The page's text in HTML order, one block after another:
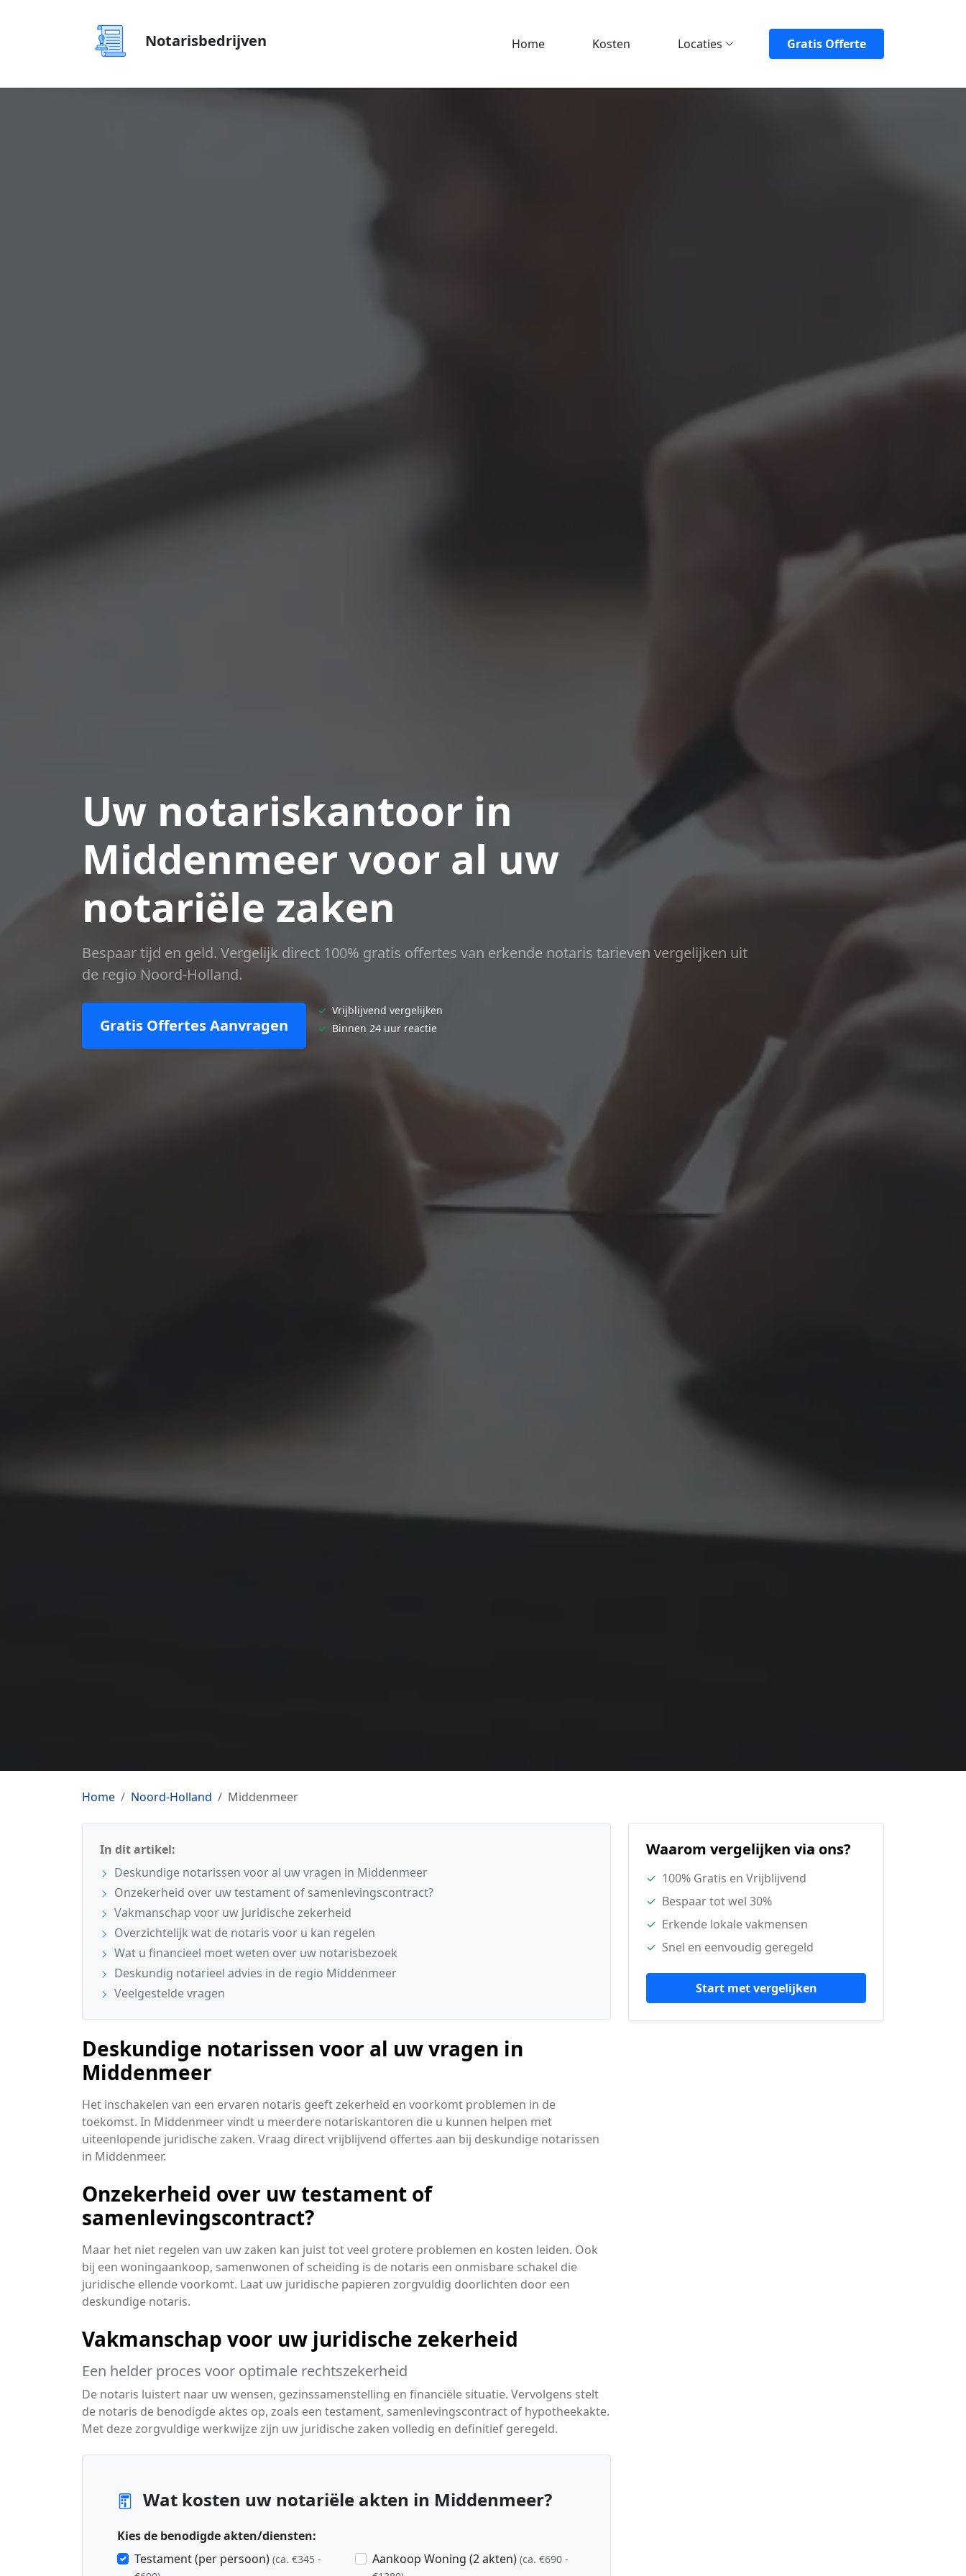
Notarisbedrijven Home Kosten Locaties Gratis Offerte
Uw notariskantoor in
Middenmeer voor al uw
notariële zaken
Bespaar tijd en geld. Vergelijk direct 100% gratis offertes van erkende notaris tarieven vergelijken uit
de regio Noord-Holland.
Gratis Offertes Aanvragen
✓ Vrijblijvend vergelijken
✓ Binnen 24 uur reactie
Home Noord-Holland Middenmeer
In dit artikel:
Deskundige notarissen voor al uw vragen in Middenmeer
Onzekerheid over uw testament of samenlevingscontract?
Vakmanschap voor uw juridische zekerheid
Overzichtelijk wat de notaris voor u kan regelen
Wat u financieel moet weten over uw notarisbezoek
Deskundig notarieel advies in de regio Middenmeer
Veelgestelde vragen
Deskundige notarissen voor al uw vragen in
Middenmeer
Het inschakelen van een ervaren notaris geeft zekerheid en voorkomt problemen in de
toekomst. In Middenmeer vindt u meerdere notariskantoren die u kunnen helpen met
uiteenlopende juridische zaken. Vraag direct vrijblijvend offertes aan bij deskundige notarissen
in Middenmeer.
Onzekerheid over uw testament of
samenlevingscontract?
Maar het niet regelen van uw zaken kan juist tot veel grotere problemen en kosten leiden. Ook
bij een woningaankoop, samenwonen of scheiding is de notaris een onmisbare schakel die
juridische ellende voorkomt. Laat uw juridische papieren zorgvuldig doorlichten door een
deskundige notaris.
Vakmanschap voor uw juridische zekerheid
Een helder proces voor optimale rechtszekerheid
De notaris luistert naar uw wensen, gezinssamenstelling en financiële situatie. Vervolgens stelt
de notaris de benodigde aktes op, zoals een testament, samenlevingscontract of hypotheekakte.
Met deze zorgvuldige werkwijze zijn uw juridische zaken volledig en definitief geregeld.
Wat kosten uw notariële akten in Middenmeer?
Kies de benodigde akten/diensten:
Testament (per persoon) (ca. €345 -
Aankoop Woning (2 akten) (ca. €690 -
Waarom vergelijken via ons?
✓ 100% Gratis en Vrijblijvend
✓ Bespaar tot wel 30%
✓ Erkende lokale vakmensen
✓ Snel en eenvoudig geregeld
Start met vergelijken